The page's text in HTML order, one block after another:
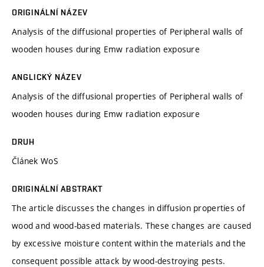
ORIGINÁLNÍ NÁZEV
Analysis of the diffusional properties of Peripheral walls of
wooden houses during Emw radiation exposure
ANGLICKÝ NÁZEV
Analysis of the diffusional properties of Peripheral walls of
wooden houses during Emw radiation exposure
DRUH
Článek WoS
ORIGINÁLNÍ ABSTRAKT
The article discusses the changes in diffusion properties of
wood and wood-based materials. These changes are caused
by excessive moisture content within the materials and the
consequent possible attack by wood-destroying pests.